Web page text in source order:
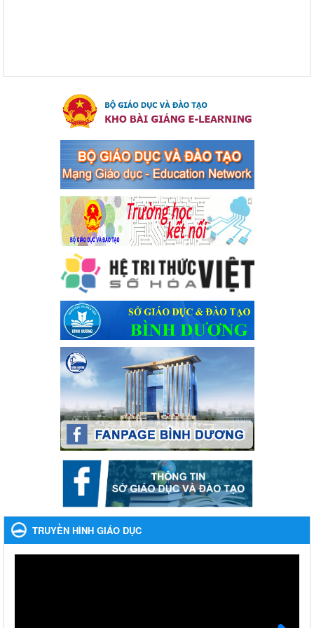
của Thủ tướng Chính phủ về tăng cường phòng ngừa, đấu
tranh tội phạm, vi phạm pháp luật liên quan đến hoạt động
tổ chức đánh bạc và đánh bạc
Kế hoạch thực hiện Chỉ thị số 16/CT-TTg ngày 27/05/2023 của
phạm, vi phạm pháp luật liên quan đến hoạt động tổ chức đánh
bạc và đánh bạc
Ngày ban hành: 04/03/2024
Kế hoạch Tổ chức Hội trại truyền thống học sinh thị xã Bến
Cát Lần thứ VIII, năm học 2023-2024
Kế hoạch Tổ chức Hội trại truyền thống học sinh thị xã Bến Cát
Lần thứ VIII, năm học 2023-2024
Ngày ban hành: 28/12/2023
Phối hợp rà soát nhu cầu tiêm vắc xin phòng Covid 19
Phối hợp rà soát nhu cầu tiêm vắc xin phòng Covid 19
Ngày ban hành: 22/11/2023
Phát động, triển khai Cuộc thi " An toàn giao thông cho nụ
cười ngày mai" dành cho học sinh và giáo viên trung học
năm học 2023-2024
Phát động, triển khai Cuộc thi " An toàn giao thông cho nụ cười
ngày mai" dành cho học sinh và giáo viên trung học năm học
Ngày ban hành: 22/11/2023
Nhắc nhỡ thực hiện thanh toán không dùng tiền mặt các
khoản thu trong nhà trường năm học 2023-2024 và các năm
Nhắc nhỡ thực hiện thanh toán không dùng tiền mặt các khoản
thu trong nhà trường năm học 2023-2024 và các năm tiếp theo
Ngày ban hành: 27/09/2023
TRUYỀN HÌNH GIÁO DỤC